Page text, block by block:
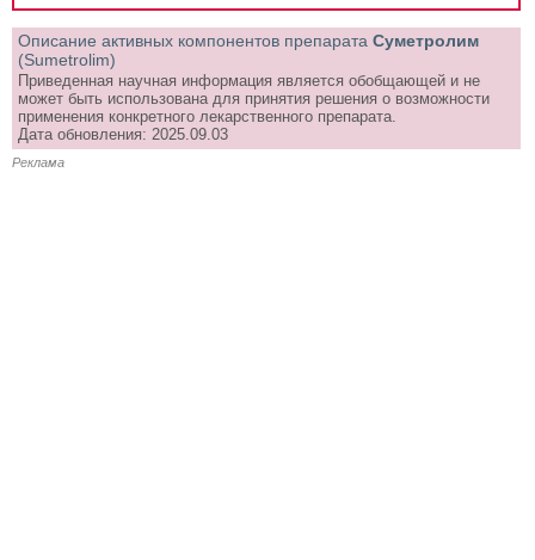
Описание активных компонентов препарата Суметролим
(Sumetrolim)
Приведенная научная информация является обобщающей и не
может быть использована для принятия решения о возможности
применения конкретного лекарственного препарата.
Дата обновления: 2025.09.03
Реклама